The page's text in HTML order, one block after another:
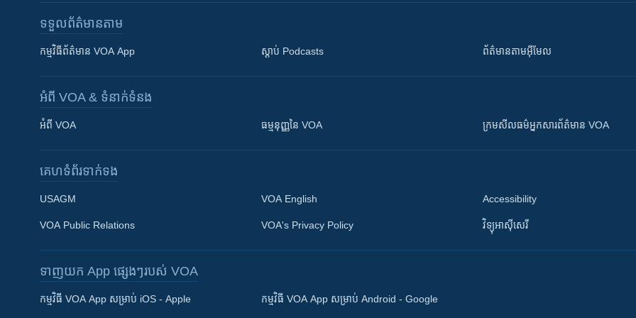
Khmer English
ទទួល​ព័ត៌មាន​តាម
កម្មវិធី​ព័ត៌មាន VOA App ស្តាប់ Podcasts ព័ត៌មាន​តាម​អ៊ីមែល
អំពី​ VOA & ទំនាក់ទំនង
អំពី​ VOA ធម្មនុញ្ញ​នៃ VOA ក្រម​​​សីលធម៌​​​អ្នក​​​សារព័ត៌មាន VOA
គេហទំព័រ​​ទាក់ទង
USAGM
VOA Public Relations
VOA English
VOA's Privacy Policy
Accessibility
វិទ្យុ​អាស៊ី​សេរី
ទាញយក​ App ផ្សេងៗ​របស់​ VOA
កម្មវិធី​ VOA App សម្រាប់ iOS - Apple កម្មវិធី​ VOA App សម្រាប់ Android - Google